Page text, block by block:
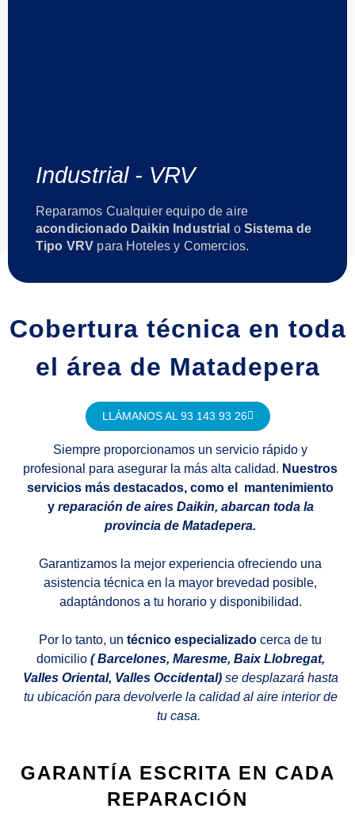
Industrial - VRV
Reparamos Cualquier equipo de aire
acondicionado Daikin Industrial oSistema de
Tipo VRV para Hoteles y Comercios.
Cobertura técnica en toda
el área de Matadepera
LLÁMANOS AL 93 143 93 26
Siempre proporcionamos un servicio rápido y
profesional para asegurar la más alta calidad. Nuestros
servicios más destacados, como el mantenimiento
y reparación de aires Daikin, abarcan toda la
provincia de Matadepera.
Garantizamos la mejor experiencia ofreciendo una
asistencia técnica en la mayor brevedad posible,
adaptándonos a tu horario y disponibilidad.
Por lo tanto, un técnico especializado cerca de tu
domicilio ( Barcelones, Maresme, Baix Llobregat,
Valles Oriental, Valles Occidental) se desplazará hasta
tu ubicación para devolverle la calidad al aire interior de
tu casa.
GARANTÍA ESCRITA EN CADA
REPARACIÓN